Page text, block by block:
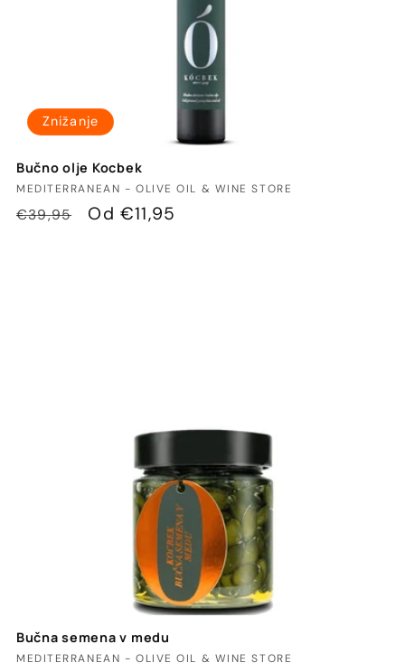
Znižanje
Bučno olje Kocbek
Ponudnik:
MEDITERRANEAN - OLIVE OIL & WINE STORE
Redna
€39,95
Znižana
Od €11,95
Bučna semena v medu
Ponudnik:
MEDITERRANEAN - OLIVE OIL & WINE STORE